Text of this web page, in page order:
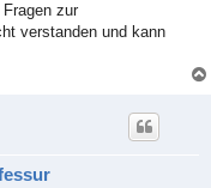
zur
verstanden und kann